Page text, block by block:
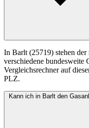
In Barlt (25719) stehen
verschiedene bundesweite
Vergleichsrechner auf
PLZ.
Kann ich in Barlt den